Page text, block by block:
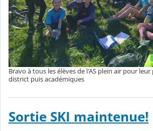
Bravo à tous les élèves de l'AS plein air pour
district puis académiques
Sortie SKI maintenue!